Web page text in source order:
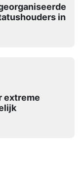
in
extreme